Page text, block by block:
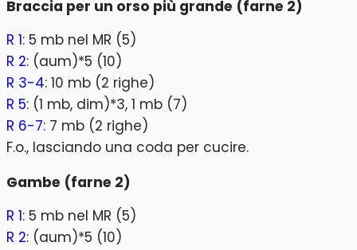
Braccia per un orso più grande (farne 2)
R 1: 5 mb nel MR (5)
R 2: (aum)*5 (10)
R 3-4: 10 mb (2 righe)
R 5: (1 mb, dim)*3, 1 mb (7)
R 6-7: 7 mb (2 righe)
F.o., lasciando una coda per cucire.
Gambe (farne 2)
R 1: 5 mb nel MR (5)
R 2: (aum)*5 (10)